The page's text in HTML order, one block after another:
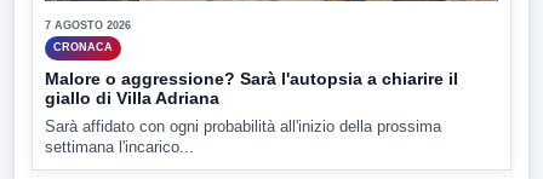
7 AGOSTO 2026
CRONACA
Malore o aggressione? Sarà l'autopsia a chiarire il
giallo di Villa Adriana
Sarà affidato con ogni probabilità all'inizio della prossima
settimana l'incarico...